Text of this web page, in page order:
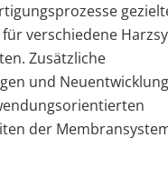
verschiedene
Zusätzliche
und
der